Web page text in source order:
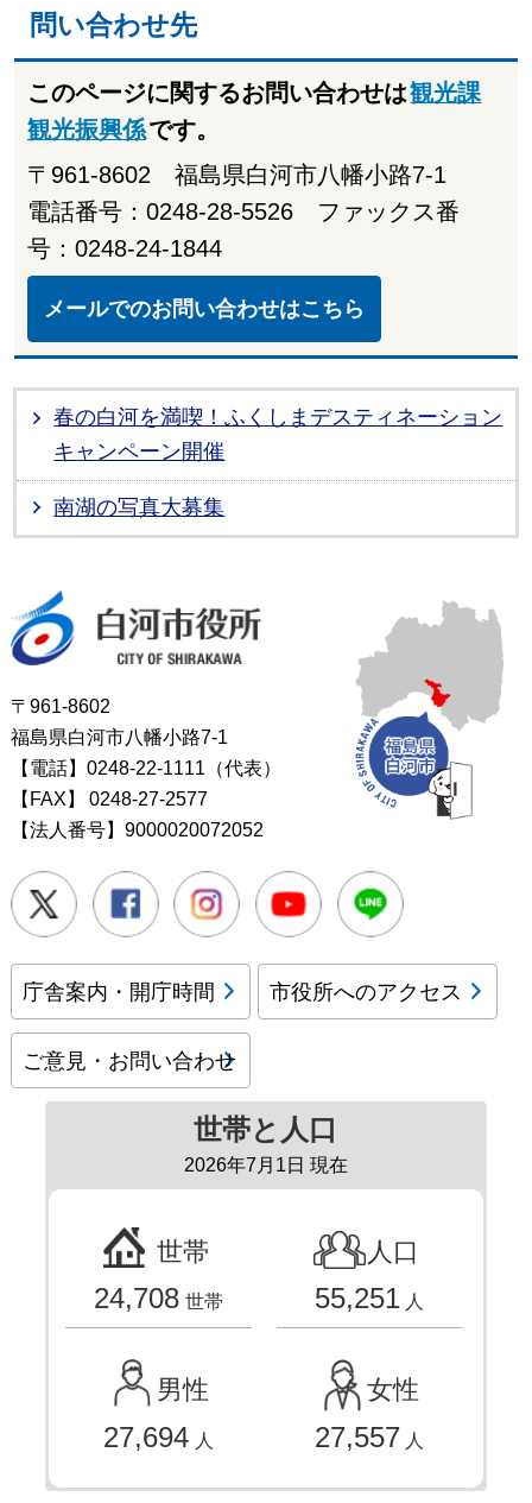
問い合わせ先
このページに関するお問い合わせは観光課
観光振興係です。
〒961-8602 福島県白河市八幡小路7-1
電話番号：0248-28-5526 ファックス番
号：0248-24-1844
メールでのお問い合わせはこちら
春の白河を満喫！ふくしまデスティネーション
キャンペーン開催
南湖の写真大募集
〒961-8602
福島県白河市八幡小路7-1
【電話】0248-22-1111（代表）
【FAX】
0248-27-2577
【法人番号】9000020072052
Twitter FacebookInstagramYoutube
庁舎案内・開庁時間 市役所へのアクセス
ご意見・お問い合わせ
世帯と人口
2026年7月1日 現在
世帯
24,708 世帯
人口
55,251 人
男性
27,694 人
女性
27,557 人